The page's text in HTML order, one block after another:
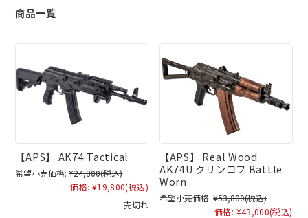
商品一覧
【APS】 AK74 Tactical
希望小売価格: ¥24,800(税込)
価格: ¥19,800(税込)
売切れ
【APS】 Real Wood
AK74U クリンコフ Battle
Worn
希望小売価格: ¥53,800(税込)
価格: ¥43,000(税込)